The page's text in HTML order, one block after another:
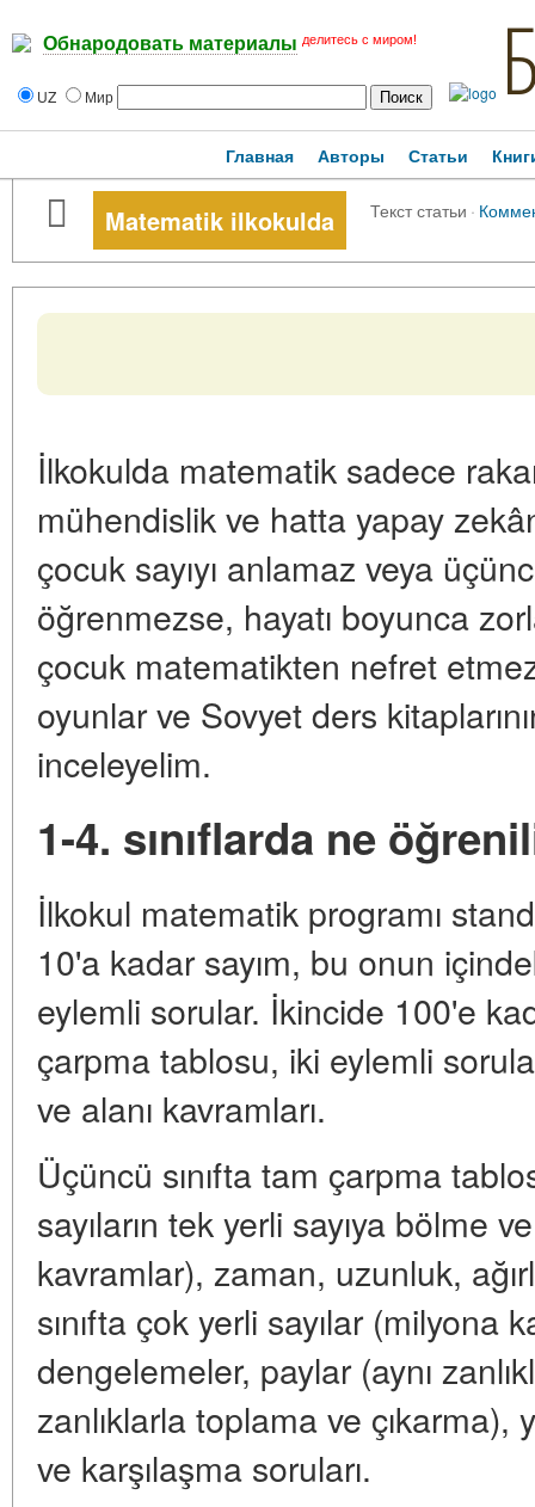
Обнародовать материалы делитесь с миром!
UZ Мир
Главная Авторы Статьи
Matematik ilkokulda Текст статьи ·
İlkokulda matematik sadece
mühendislik ve hatta yapay
çocuk sayıyı anlamaz veya
öğrenmezse, hayatı boyunca
çocuk matematikten nefret
oyunlar ve Sovyet ders
inceleyelim.
1-4. sınıflarda ne
İlkokul matematik programı
10'a kadar sayım, bu onun
eylemli sorular. İkincide 100'e
çarpma tablosu, iki eylemli
ve alanı kavramları.
Üçüncü sınıfta tam çarpma
sayıların tek yerli sayıya bölme
kavramlar), zaman, uzunluk,
sınıfta çok yerli sayılar (milyona
dengelemeler, paylar (aynı
zanlıklarla toplama ve çıkarma),
ve karşılaşma soruları.